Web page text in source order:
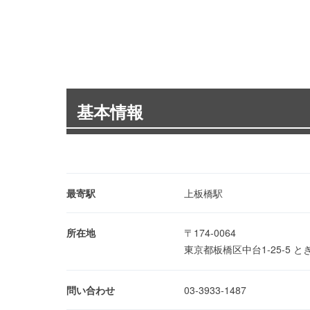
基本情報
最寄駅 上板橋駅
所在地
〒174-0064
東京都板橋区中台1-25-5 と
問い合わせ 03-3933-1487